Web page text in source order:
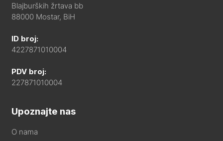
Blajburških žrtava bb
88000 Mostar, BiH
ID broj:
4227871010004
PDV broj:
227871010004
Upoznajte nas
O nama